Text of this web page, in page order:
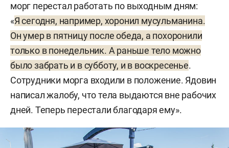
морг перестал работать по выходным дням:
«Я сегодня, например, хоронил мусульманина.
Он умер в пятницу после обеда, а похоронили
только в понедельник. А раньше тело можно
было забрать и в субботу, и в воскресенье.
Сотрудники морга входили в положение. Ядовин
написал жалобу, что тела выдаются вне рабочих
дней. Теперь перестали благодаря ему».